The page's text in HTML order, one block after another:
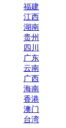
福建
江西
湖南
贵州
四川
广东
云南
广西
海南
香港
澳门
台湾